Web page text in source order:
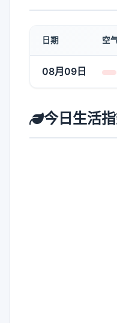
日期 空
08月09日
今日生活